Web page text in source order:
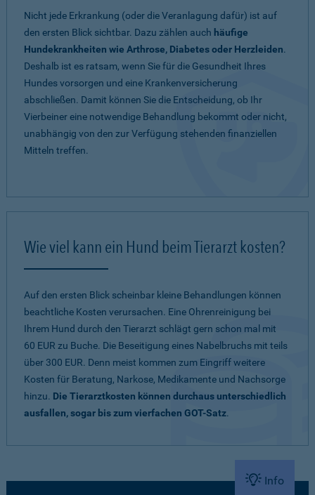
Nicht jede Erkrankung (oder die Veranlagung dafür) ist auf
den ersten Blick sichtbar. Dazu zählen auch häufige
Hundekrankheiten wie Arthrose, Diabetes oder Herzleiden.
Deshalb ist es ratsam, wenn Sie für die Gesundheit Ihres
Hundes vorsorgen und eine Krankenversicherung
abschließen. Damit können Sie die Entscheidung, ob Ihr
Vierbeiner eine notwendige Behandlung bekommt oder nicht,
unabhängig von den zur Verfügung stehenden finanziellen
Mitteln treffen.
Wie viel kann ein Hund beim Tierarzt kosten?
Auf den ersten Blick scheinbar kleine Behandlungen können
beachtliche Kosten verursachen. Eine Ohrenreinigung bei
Ihrem Hund durch den Tierarzt schlägt gern schon mal mit
60 EUR zu Buche. Die Beseitigung eines Nabelbruchs mit teils
über 300 EUR. Denn meist kommen zum Eingriff weitere
Kosten für Beratung, Narkose, Medikamente und Nachsorge
hinzu. Die Tierarztkosten können durchaus unterschiedlich
ausfallen, sogar bis zum vierfachen GOT-Satz.
Info